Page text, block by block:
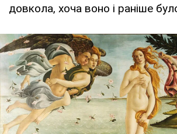
довкола, хоча воно і раніше